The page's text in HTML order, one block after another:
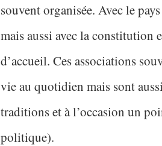
souvent organisée. Avec le
mais aussi avec la constitution
d’accueil. Ces associations
vie au quotidien mais sont
traditions et à l’occasion un
politique).